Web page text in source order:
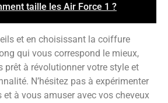
taille les Air Force 1 ?
et en choisissant la coiffure
qui vous correspond le mieux,
prêt à révolutionner votre style et
N’hésitez pas à expérimenter
à vous amuser avec vos cheveux